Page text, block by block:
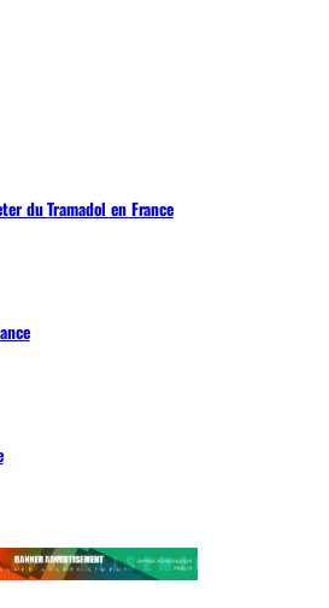
du Tramadol en France